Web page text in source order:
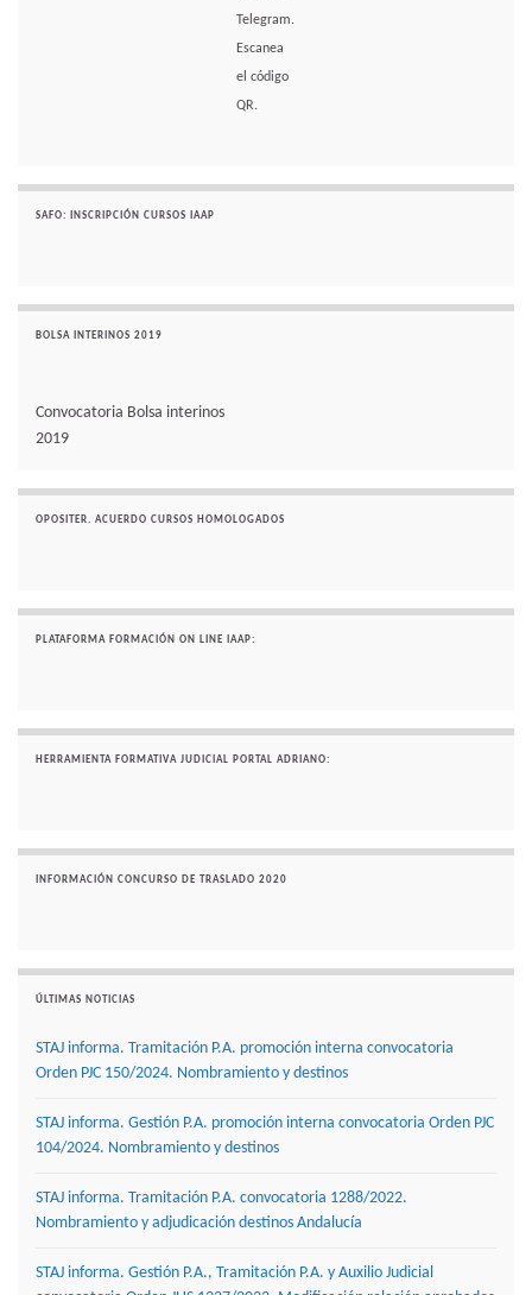
Telegram.
Escanea
el código
QR.
SAFO: INSCRIPCIÓN CURSOS IAAP
BOLSA INTERINOS 2019
Convocatoria Bolsa interinos
2019
OPOSITER. ACUERDO CURSOS HOMOLOGADOS
PLATAFORMA FORMACIÓN ON LINE IAAP:
HERRAMIENTA FORMATIVA JUDICIAL PORTAL ADRIANO:
INFORMACIÓN CONCURSO DE TRASLADO 2020
ÚLTIMAS NOTICIAS
STAJ informa. Tramitación P.A. promoción interna convocatoria
Orden PJC 150/2024. Nombramiento y destinos
STAJ informa. Gestión P.A. promoción interna convocatoria Orden PJC
104/2024. Nombramiento y destinos
STAJ informa. Tramitación P.A. convocatoria 1288/2022.
Nombramiento y adjudicación destinos Andalucía
STAJ informa. Gestión P.A., Tramitación P.A. y Auxilio Judicial